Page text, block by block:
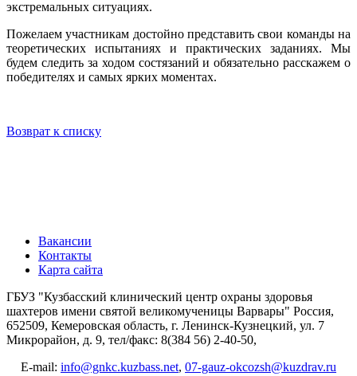
экстремальных ситуациях.
Пожелаем участникам достойно представить свои команды на
теоретических испытаниях и практических заданиях. Мы
будем следить за ходом состязаний и обязательно расскажем о
победителях и самых ярких моментах.
Возврат к списку
Вакансии
Контакты
Карта сайта
ГБУЗ "Кузбасский клинический центр охраны здоровья
шахтеров имени святой великомученицы Варвары" Россия,
652509, Кемеровская область, г. Ленинск-Кузнецкий, ул. 7
Микрорайон, д. 9, тел/факс: 8(384 56) 2-40-50,
E-mail: info@gnkc.kuzbass.net, 07-gauz-okcozsh@kuzdrav.ru